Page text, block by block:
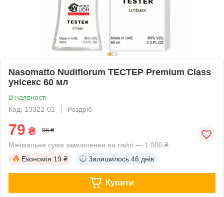
Nasomatto Nudiflorum ТЕСТЕР Premium Class
унісекс 60 мл
В наявності
Код: 13322-01
Роздріб
79 ₴ 98 ₴
Мінімальна сума замовлення на сайті — 1 000 ₴
Економія 19 ₴ Залишилось 46 днів
Купити